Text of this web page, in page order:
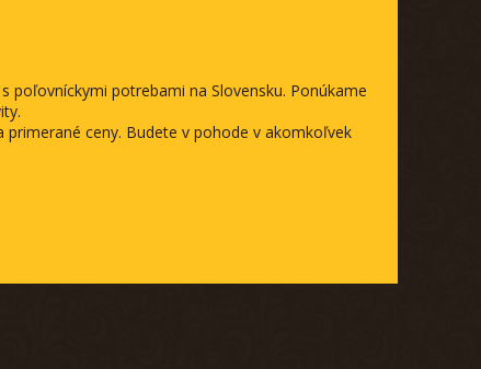
poľovníckymi potrebami na Slovensku. Ponúkame
ceny. Budete v pohode v akomkoľvek